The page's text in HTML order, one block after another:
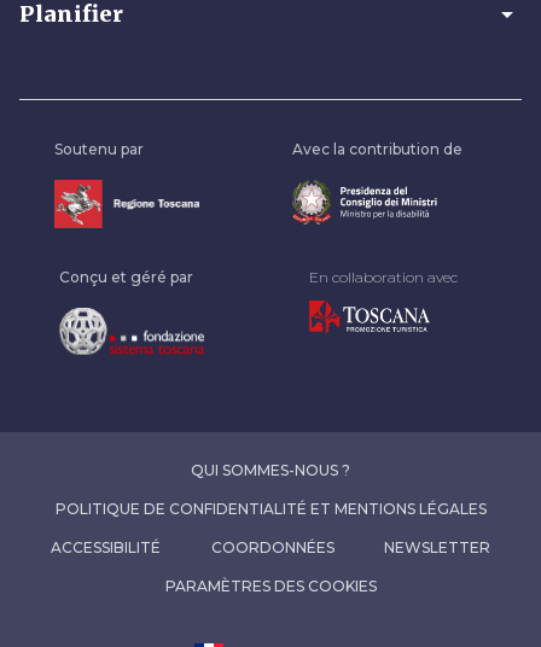
Planifier arrow_drop_down
Soutenu par Avec la contribution de
Conçu et géré par En collaboration avec
QUI SOMMES-NOUS ?
POLITIQUE DE CONFIDENTIALITÉ ET MENTIONS LÉGALES
ACCESSIBILITÉ COORDONNÉES NEWSLETTER
PARAMÈTRES DES COOKIES